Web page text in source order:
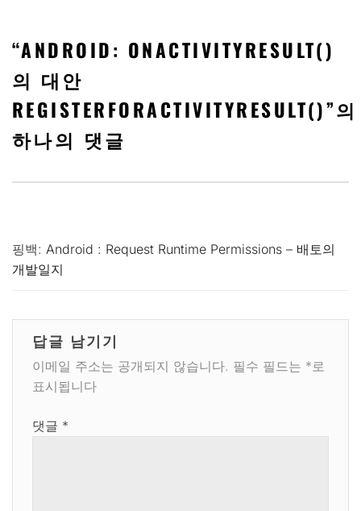
“ANDROID: ONACTIVITYRESULT()
의 대안
REGISTERFORACTIVITYRESULT()”의
하나의 댓글
핑백: Android : Request Runtime Permissions – 배토의
개발일지
답글 남기기
이메일 주소는 공개되지 않습니다. 필수 필드는 * 로
표시됩니다
댓글 *